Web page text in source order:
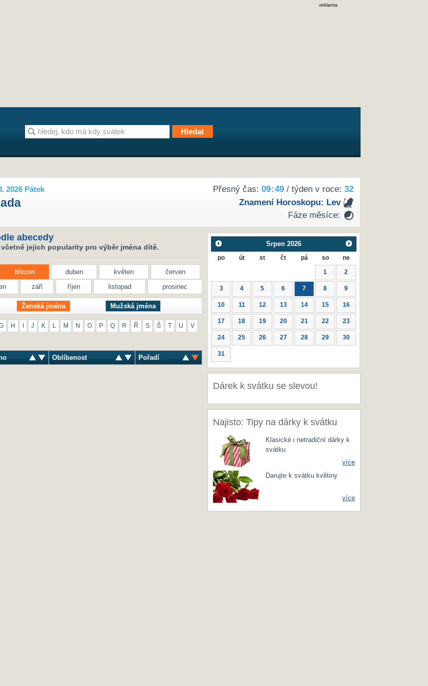
reklama
Přesný čas: 09 49/ týden v roce: 32
Znamení Horoskopu: Lev
Fáze měsíce:
2026 Pátek
abecedy
jejich popularity pro výběr jména dítě.
březen duben květen
červen
září říjen listopad prosinec
Ženská jména Mužská jména
H J K M N O P Q R Ř S Š U V
Oblíbenost Pořadí
Srpen 2026
po út st čt pá so ne
1 2
3 4 5 6 7 8 9
10 11 12 13 14 15 16
17 18 19 20 21 22 23
24 25 26 27 28 29 30
31
Dárek k svátku se slevou!
Najisto: Tipy na dárky k svátku
Klasické i netradiční dárky k
svátku
více
Darujte k svátku květiny
více